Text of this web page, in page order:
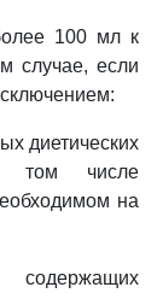
100 мл к
случае, если
диетических
том числе
на